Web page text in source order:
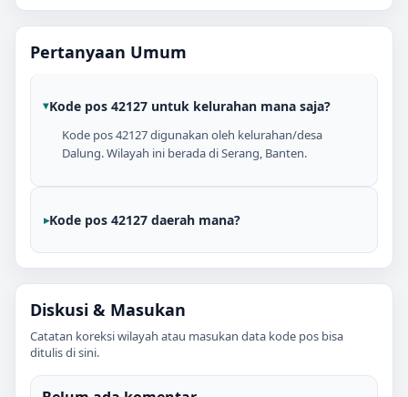
Pertanyaan Umum
Kode pos 42127 untuk kelurahan mana saja?
Kode pos 42127 digunakan oleh kelurahan/desa
Dalung. Wilayah ini berada di Serang, Banten.
Kode pos 42127 daerah mana?
Diskusi & Masukan
Catatan koreksi wilayah atau masukan data kode pos bisa
ditulis di sini.